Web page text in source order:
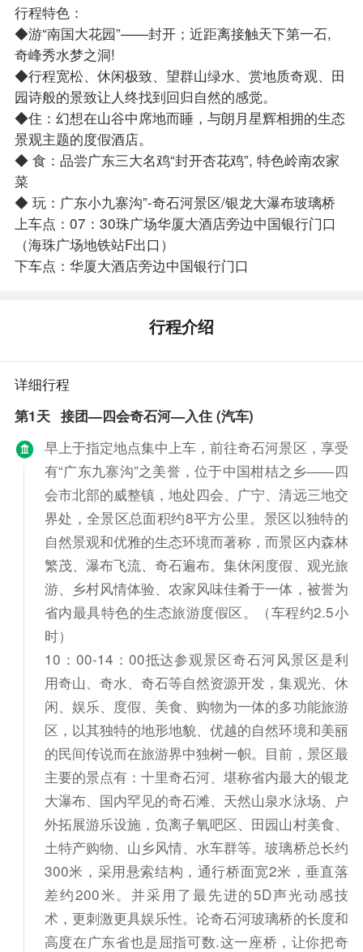
行程特色：
◆游“南国大花园”——封开；近距离接触天下第一石,
奇峰秀水梦之洞!
◆行程宽松、休闲极致、望群山绿水、赏地质奇观、田
园诗般的景致让人终找到回归自然的感觉。
◆住：幻想在山谷中席地而睡，与朗月星辉相拥的生态
景观主题的度假酒店。
◆ 食：品尝广东三大名鸡“封开杏花鸡”, 特色岭南农家
菜
◆ 玩：广东小九寨沟”-奇石河景区/银龙大瀑布玻璃桥
上车点：07：30珠广场华厦大酒店旁边中国银行门口
（海珠广场地铁站F出口）
下车点：华厦大酒店旁边中国银行门口
行程介绍
详细行程
第1天 接团—四会奇石河—入住 (汽车)
早上于指定地点集中上车，前往奇石河景区，享受
有“广东九寨沟”之美誉，位于中国柑桔之乡――四
会市北部的威整镇，地处四会、广宁、清远三地交
界处，全景区总面积约8平方公里。景区以独特的
自然景观和优雅的生态环境而著称，而景区内森林
繁茂、瀑布飞流、奇石遍布。集休闲度假、观光旅
游、乡村风情体验、农家风味佳肴于一体，被誉为
省内最具特色的生态旅游度假区。（车程约2.5小
时）
10：00-14：00抵达参观景区奇石河风景区是利
用奇山、奇水、奇石等自然资源开发，集观光、休
闲、娱乐、度假、美食、购物为一体的多功能旅游
区，以其独特的地形地貌、优越的自然环境和美丽
的民间传说而在旅游界中独树一帜。目前，景区最
主要的景点有：十里奇石河、堪称省内最大的银龙
大瀑布、国内罕见的奇石滩、天然山泉水泳场、户
外拓展游乐设施，负离子氧吧区、田园山村美食、
土特产购物、山乡风情、水车群等。玻璃桥总长约
300米，采用悬索结构，通行桥面宽2米，垂直落
差约200米。并采用了最先进的5D声光动感技
术，更刺激更具娱乐性。论奇石河玻璃桥的长度和
高度在广东省也是屈指可数.这一座桥，让你把奇